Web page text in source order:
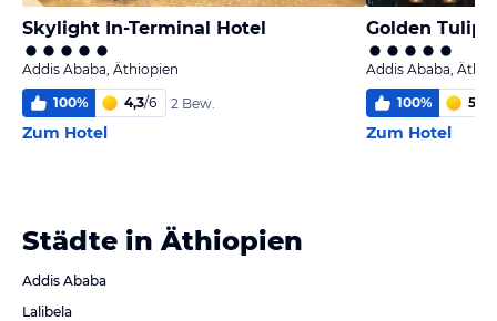
Skylight In-Terminal Hotel
Addis Ababa, Äthiopien
100% 4,3/6 2 Bew.
Zum Hotel
Golden Tulip
Addis Ababa,
100% 5
Zum Hotel
Städte in Äthiopien
Addis Ababa
Lalibela